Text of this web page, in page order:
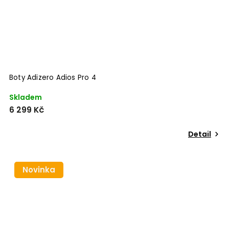
Boty Adizero Adios Pro 4
Skladem
6 299 Kč
Detail
Novinka